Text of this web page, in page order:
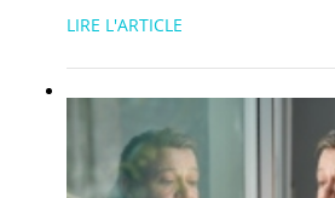
LIRE L'ARTICLE